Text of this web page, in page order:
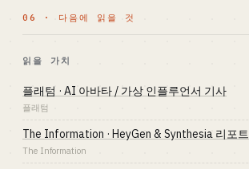
06 · 다음에 읽을 것
읽을 가치
플래텀 · AI 아바타 / 가상 인플루언서 기사
플래텀
The Information · HeyGen & Synthesia 리포트
The Information